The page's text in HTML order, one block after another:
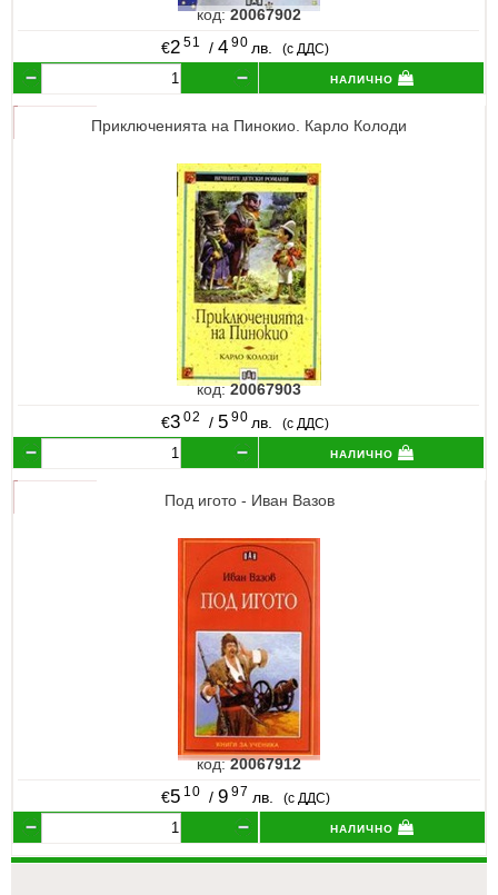
код:20067902
€2 51 / 4 90 лв. (с ДДС)
налично
Приключенията на Пинокио. Карло Колоди
код:20067903
€3 02 / 5 90 лв. (с ДДС)
налично
Под игото - Иван Вазов
код:20067912
€5 10 /9 97 лв. (с ДДС)
налично